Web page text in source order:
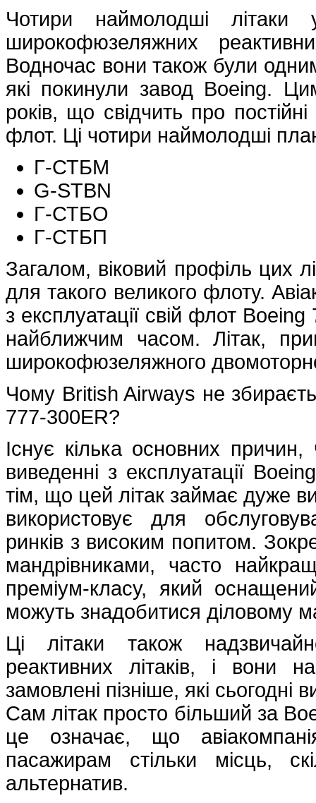
Чотири наймолодші
широкофюзеляжних
Водночас вони також були
які покинули завод Boeing.
років, що свідчить про
флот. Ці чотири наймолодші
Г-СТБМ
G-STBN
Г-СТБО
Г-СТБП
Загалом, віковий профіль цих
для такого великого флоту.
з експлуатації свій флот
найближчим часом. Літак,
широкофюзеляжного
Чому British Airways не
777-300ER?
Існує кілька основних
виведенні з експлуатації
тім, що цей літак займає дуже
використовує для
ринків з високим попитом.
мандрівниками, часто
преміум-класу, який
можуть знадобитися діловому
Ці літаки також
реактивних літаків, і вони
замовлені пізніше, які
Сам літак просто більший за
це означає, що
пасажирам стільки місць,
альтернатив.